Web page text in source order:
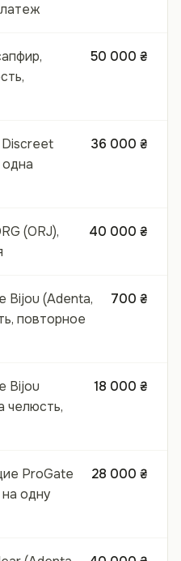
50 000 ₴
одна
36 000 ₴
(ORJ),
40 000 ₴
Bijou (Adenta,
повторное
700 ₴
Bijou
челюсть,
18 000 ₴
ProGate
одну
28 000 ₴